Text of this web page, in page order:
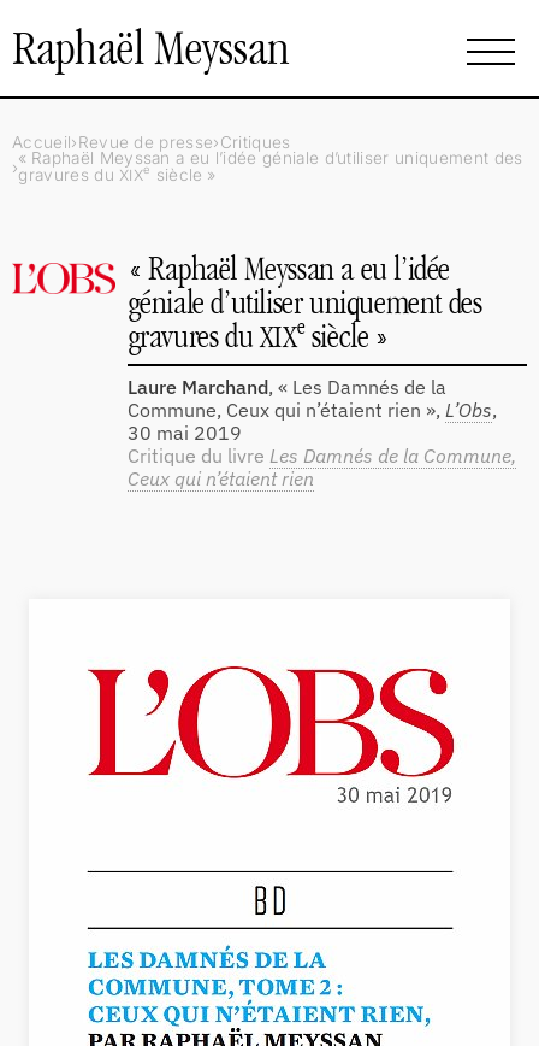
Raphaël Meyssan
Accueil Revue de presse Critiques
« Raphaël Meyssan a eu l’idée géniale d’utiliser uniquement des
gravures du XIXe siècle »
« Raphaël Meyssan a eu l’idée
géniale d’utiliser uniquement des
gravures duXIXe siècle »
Laure Marchand, « Les Damnés de la
Commune, Ceux qui n’étaient rien », L’Obs,
30 mai 2019
Critique du livre Les Damnés de la Commune,
Ceux qui n’étaient rien